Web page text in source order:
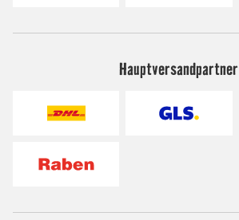
Hauptversandpartner